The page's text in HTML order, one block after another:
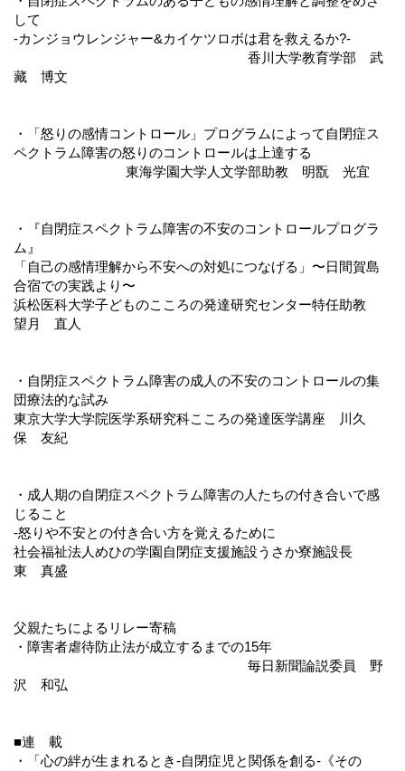
して
-カンジョウレンジャー&カイケツロボは君を救えるか?-
香川大学教育学部 武
藏 博文
・「怒りの感情コントロール」プログラムによって自閉症ス
ペクトラム障害の怒りのコントロールは上達する
東海学園大学人文学部助教 明翫 光宜
・『自閉症スペクトラム障害の不安のコントロールプログラ
ム』
「自己の感情理解から不安への対処につなげる」〜日間賀島
合宿での実践より〜
浜松医科大学子どものこころの発達研究センター特任助教
望月 直人
・自閉症スペクトラム障害の成人の不安のコントロールの集
団療法的な試み
東京大学大学院医学系研究科こころの発達医学講座 川久
保 友紀
・成人期の自閉症スペクトラム障害の人たちの付き合いで感
じること
-怒りや不安との付き合い方を覚えるために
社会福祉法人めひの学園自閉症支援施設うさか寮施設長
東 真盛
父親たちによるリレー寄稿
・障害者虐待防止法が成立するまでの15年
毎日新聞論説委員 野
沢 和弘
■連 載
・「心の絆が生まれるとき-自閉症児と関係を創る-《その